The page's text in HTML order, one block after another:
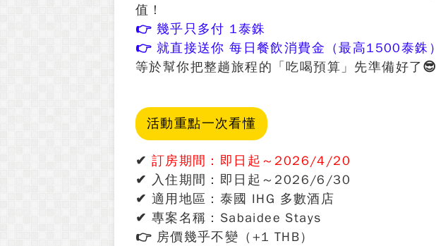
值！
👉 幾乎只多付 1泰銖
👉 就直接送你 每日餐飲消費金（最高1500泰銖）
等於幫你把整趟旅程的「吃喝預算」先準備好了😎
活動重點一次看懂
✔ 訂房期間：即日起～2026/4/20
✔ 入住期間：即日起～2026/6/30
✔ 適用地區：泰國 IHG 多數酒店
✔ 專案名稱：Sabaidee Stays
👉 房價幾乎不變（+1 THB）